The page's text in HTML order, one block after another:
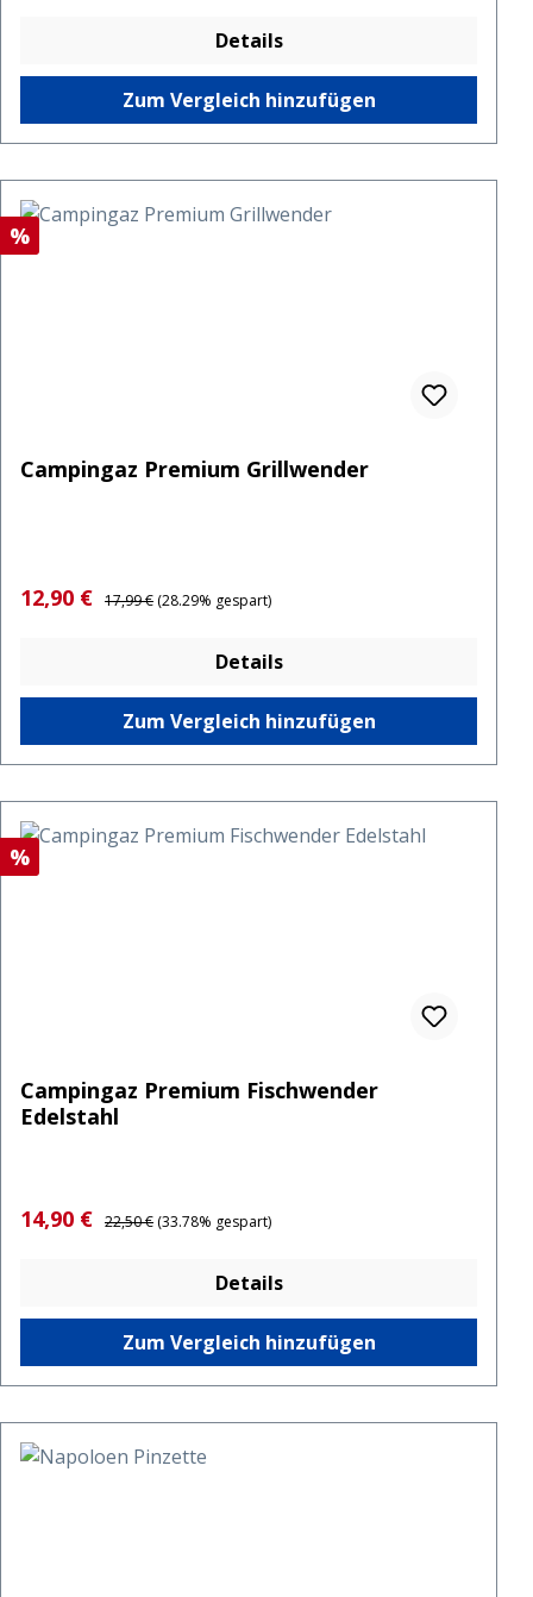
Details
Zum Vergleich hinzufügen
Rabatt
%
Campingaz Premium Grillwender
Verkaufspreis:
12,90 € Regulärer Preis:
17,99 € (28.29% gespart)
Details
Zum Vergleich hinzufügen
Rabatt
%
Campingaz Premium Fischwender
Edelstahl
Verkaufspreis:
14,90 € Regulärer Preis:
22,50 € (33.78% gespart)
Details
Zum Vergleich hinzufügen